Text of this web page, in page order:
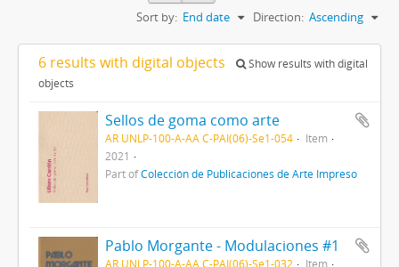
Sort by: End date Direction: Ascending
6 results with digital objects
Show results with digital
objects
Sellos de goma como arte
AR UNLP-100-A-AA C-PAI(06)-Se1-054
Item
2021
Part ofColección de Publicaciones de Arte Impreso
Pablo Morgante - Modulaciones #1
AR UNLP-100-A-AA C-PAI(06)-Se1-032
Item